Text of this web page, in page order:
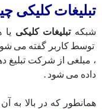
تبلیغات کلیکی
شبکهتبلیغات کلیکی
توسط کاربر گفته می
، مبلغی از شرکت تبلیغ
داده می شود .
همانطور که در بالا به